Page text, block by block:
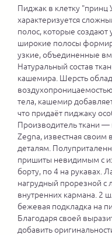
Пиджак в клетку
характеризуется
полос, которые
широкие полосы
узкие, объединенные
Натуральный состав
кашемира. Шерсть
тела, кашемир
что придаёт пиджаку
Производитель ткани —
Zegna, известная
деталям.
пришиты невидимым с
борту, по 4 на рукавах.
нагрудный прорезной с
внутренних кармана. 2
бежевая подкладка на
Благодаря своей
добавить